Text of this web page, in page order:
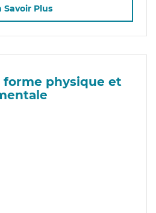
Savoir Plus
forme physique et